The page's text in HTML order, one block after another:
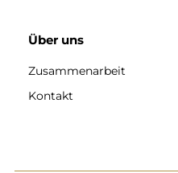
Über uns
Zusammenarbeit
Kontakt